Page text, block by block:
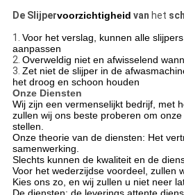
De Slijpervoorzichtigheid van het
1. Voor het verslag, kunnen alle
aanpassen
2. Overweldig niet en afwisselend
3. Zet niet de slijper in de
het droog en schoon houden
Onze Diensten
Wij zijn een vermenselijkt bedrijf, met
zullen wij ons beste proberen om
stellen.
Onze theorie van de diensten: Het
samenwerking.
Slechts kunnen de kwaliteit en de
Voor het wederzijdse voordeel, zullen
Kies ons zo, en wij zullen u niet neer